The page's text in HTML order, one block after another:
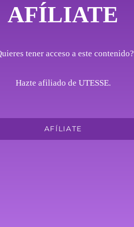
AFÍLIATE
tener acceso a este contenido?
Hazte afiliado de UTESSE.
AFÍLIATE